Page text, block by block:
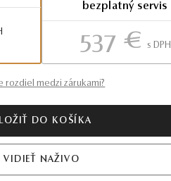
bezplatný servis
537 € S DPH
rozdiel medzi zárukami?
DO KOŠÍKA
VIDIEŤ NAŽIVO